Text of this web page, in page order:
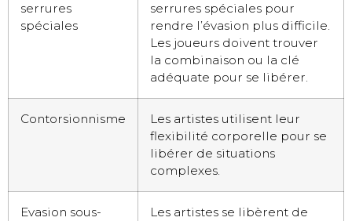
serrures
spéciales
serrures spéciales pour
rendre l’évasion plus difficile.
Les joueurs doivent trouver
la combinaison ou la clé
adéquate pour se libérer.
Contorsionnisme
Les artistes utilisent leur
flexibilité corporelle pour se
libérer de situations
complexes.
Evasion sous-
Les artistes se libèrent de